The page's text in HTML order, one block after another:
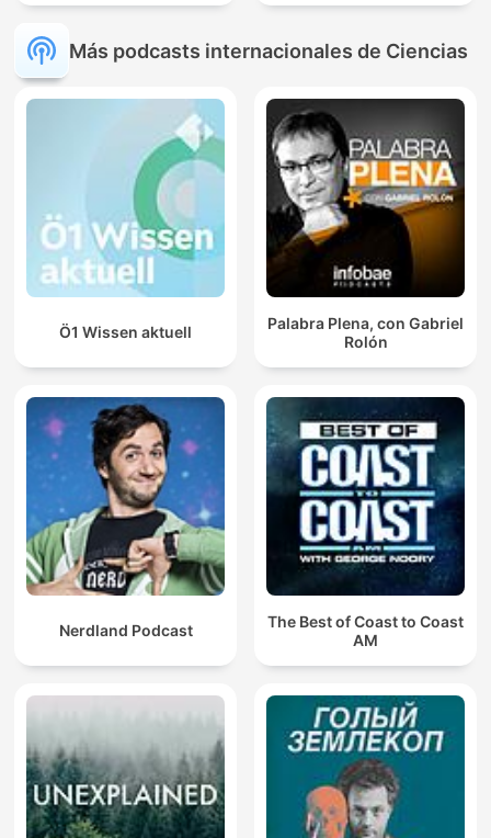
Más podcasts internacionales de Ciencias
Ö1 Wissen aktuell
Palabra Plena, con Gabriel
Rolón
Nerdland Podcast
The Best of Coast to Coast
AM